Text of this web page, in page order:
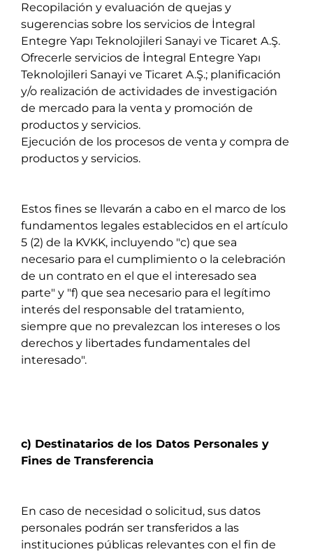
Recopilación y evaluación de quejas y
sugerencias sobre los servicios de İntegral
Entegre Yapı Teknolojileri Sanayi ve Ticaret A.Ş.
Ofrecerle servicios de İntegral Entegre Yapı
Teknolojileri Sanayi ve Ticaret A.Ş.; planificación
y/o realización de actividades de investigación
de mercado para la venta y promoción de
productos y servicios.
Ejecución de los procesos de venta y compra de
productos y servicios.
Estos fines se llevarán a cabo en el marco de los
fundamentos legales establecidos en el artículo
5 (2) de la KVKK, incluyendo "c) que sea
necesario para el cumplimiento o la celebración
de un contrato en el que el interesado sea
parte" y "f) que sea necesario para el legítimo
interés del responsable del tratamiento,
siempre que no prevalezcan los intereses o los
derechos y libertades fundamentales del
interesado".
c) Destinatarios de los Datos Personales y
Fines de Transferencia
En caso de necesidad o solicitud, sus datos
personales podrán ser transferidos a las
instituciones públicas relevantes con el fin de